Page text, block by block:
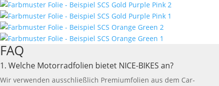
FAQ
1. Welche Motorradfolien bietet NICE-BIKES an?
Wir verwenden ausschließlich Premiumfolien aus dem Car-